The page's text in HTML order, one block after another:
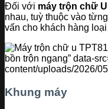
Đối với máy trộn chữ U
nhau, tuỳ thuộc vào
vấn cho khách hàng
bồn trộn ngang” data-
content/uploads/2026/
Khung máy